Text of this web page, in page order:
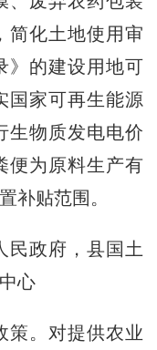
简化土地使用审
》的建设用地可
国家可再生能源
生物质发电电价
便为原料生产有
补贴范围。
政府，县国土
心
。对提供农业